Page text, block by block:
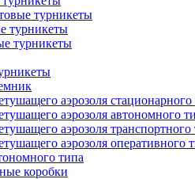
турникеты
турникеты
турникеты
аэрозоля стационарного
аэрозоля автономного
аэрозоля транспортного
аэрозоля оперативного
типа
коробки